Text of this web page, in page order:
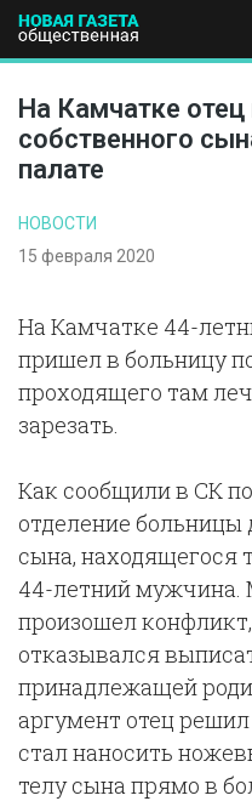
ПОЛИТИКА
На Камчатке отец
собственного
палате
НОВОСТИ
15 февраля 2020
На Камчатке 44-
пришел в больницу
проходящего там
зарезать.
Как сообщили в СК
отделение больницы
сына, находящегося
44-летний
произошел
отказывался
принадлежащей
аргумент отец
стал наносить
телу сына прямо в